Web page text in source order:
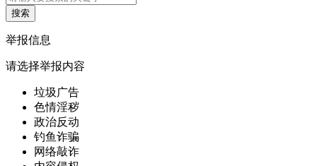
举报信息
请选择举报内容
垃圾广告
色情淫秽
政治反动
钓鱼诈骗
网络敲诈